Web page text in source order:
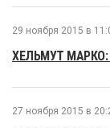
29 ноября 2015 в
ХЕЛЬМУТ
27 ноября 2015 в